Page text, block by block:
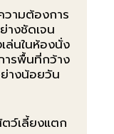
ามต้องการ
งชัดเจน
ล่นในห้องนั่ง
รพื้นที่กว้าง
างน้อยวัน
ว์เลี้ยงแตก